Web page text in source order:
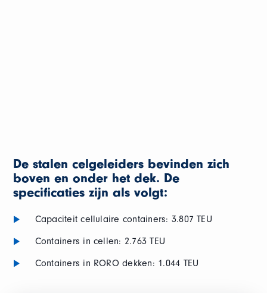
De stalen celgeleiders bevinden zich
boven en onder het dek. De
specificaties zijn als volgt:
Capaciteit cellulaire containers: 3.807 TEU
Containers in cellen: 2.763 TEU
Containers in RORO dekken: 1.044 TEU